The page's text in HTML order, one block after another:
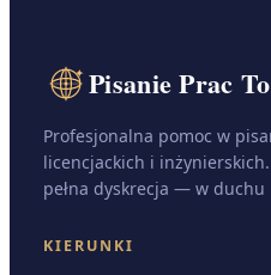
Pisanie Prac
Profesjonalna pomoc w
licencjackich i
pełna dyskrecja — w
KIERUNKI